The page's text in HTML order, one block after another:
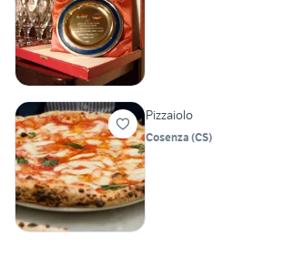
Pizzaiolo
Cosenza (CS)